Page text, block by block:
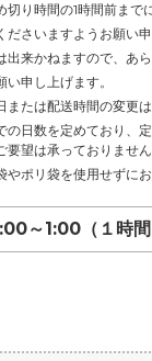
切り時間の1時間前ま
さいますようお願い申
来かねますので、あら
申し上げます。
たは配送時間の変更
日数を定めており、
望は承っておりません
ポリ袋を使用せずに
～1:00（１時間